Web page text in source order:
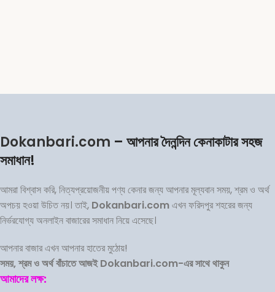
Dokanbari.com – আপনার দৈনন্দিন কেনাকাটার সহজ
সমাধান!
আমরা বিশ্বাস করি, নিত্যপ্রয়োজনীয় পণ্য কেনার জন্য আপনার মূল্যবান সময়, শ্রম ও অর্থ
অপচয় হওয়া উচিত নয়। তাই, Dokanbari.comএখন ফরিদপুর শহরের জন্য
নির্ভরযোগ্য অনলাইন বাজারের সমাধান নিয়ে এসেছে।
আপনার বাজার এখন আপনার হাতের মুঠোয়!
সময়, শ্রম ও অর্থ বাঁচাতে আজই Dokanbari.com-এর সাথে থাকুন
আমাদের লক্ষ: